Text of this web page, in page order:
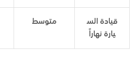
قيادة الس
يارة نهاراً
متوسط